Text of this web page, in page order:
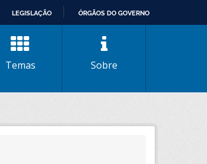
LEGISLAÇÃO ÓRGÃOS DO GOVERNO
Temas Sobre